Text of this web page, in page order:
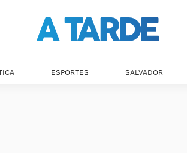
ESPORTES SALVADOR